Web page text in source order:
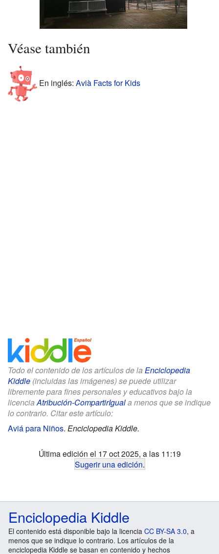
Véase también
En inglés: Avià Facts for Kids
Todo el contenido de los artículos de la Enciclopedia
Kiddle (incluidas las imágenes) se puede utilizar
libremente para fines personales y educativos bajo la
licenciaAtribución-CompartirIguala menos que se indique
lo contrario. Citar este artículo:
Aviá para Niños. Enciclopedia Kiddle.
Última edición el 17 oct 2025, a las 11:19
Sugerir una edición.
Enciclopedia Kiddle
El contenido está disponible bajo la licencia CC BY-SA 3.0, a
menos que se indique lo contrario. Los artículos de la
enciclopedia Kiddle se basan en contenido y hechos